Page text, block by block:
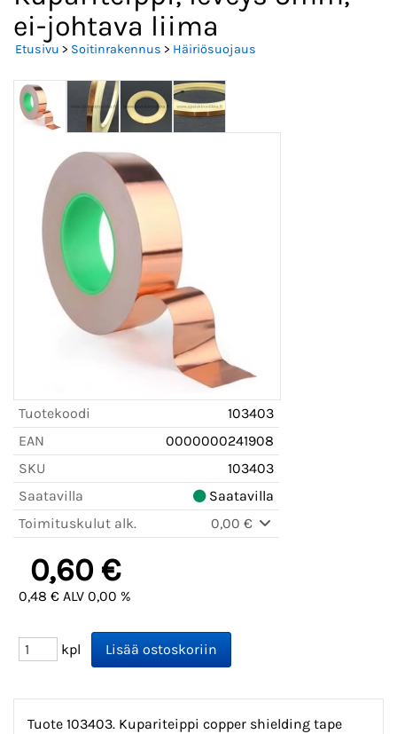
ei-johtava liima
Etusivu > Soitinrakennus > Häiriösuojaus
Tuotekoodi
103403
EAN
0000000241908
SKU
103403
Saatavilla
Saatavilla
Toimituskulut alk.
0,00 €
0,60 €
0,48 € ALV 0,00 %
kpl
Tuote 103403. Kupariteippi copper shielding tape